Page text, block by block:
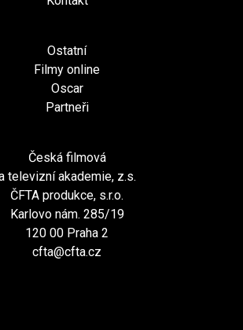
Ostatní
Filmy online
Oscar
Partneři
Česká filmová
televizní akademie, z.s.
ČFTA produkce, s.r.o.
Karlovo nám. 285/19
120 00 Praha 2
cfta@cfta.cz